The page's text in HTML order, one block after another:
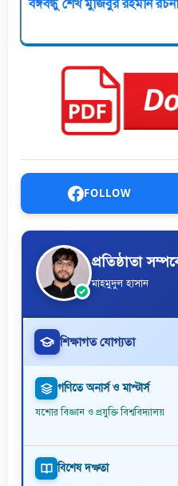
বঙ্গবন্ধু শেখ মুজিবুর রহমান
FOLLOW
প্রতিষ্ঠাতা
মাহমুদুল হাসান
শিক্ষাগত যোগ্যতা
গণিতে অনার্স ও মাস্টার্স
যশোর বিজ্ঞান ও প্রযুক্তি বিশ্ববিদ্যালয়
বিশেষ দক্ষতা